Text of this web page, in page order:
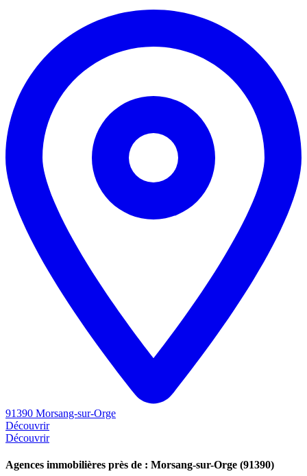
91390 Morsang-sur-Orge
Découvrir
Découvrir
Agences immobilières près de : Morsang-sur-Orge (91390)